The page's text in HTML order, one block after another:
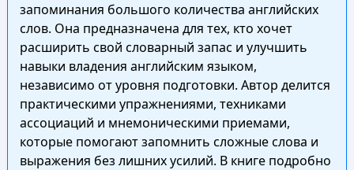
запоминания большого количества английских
слов. Она предназначена для тех, кто хочет
расширить свой словарный запас и улучшить
навыки владения английским языком,
независимо от уровня подготовки. Автор делится
практическими упражнениями, техниками
ассоциаций и мнемоническими приемами,
которые помогают запомнить сложные слова и
выражения без лишних усилий. В книге подробно